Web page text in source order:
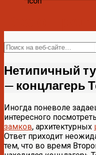
Нетипичный
— концлагерь
Иногда поневоле
интересного
замков, архитектурных
Ответ приходит
тем, что во время